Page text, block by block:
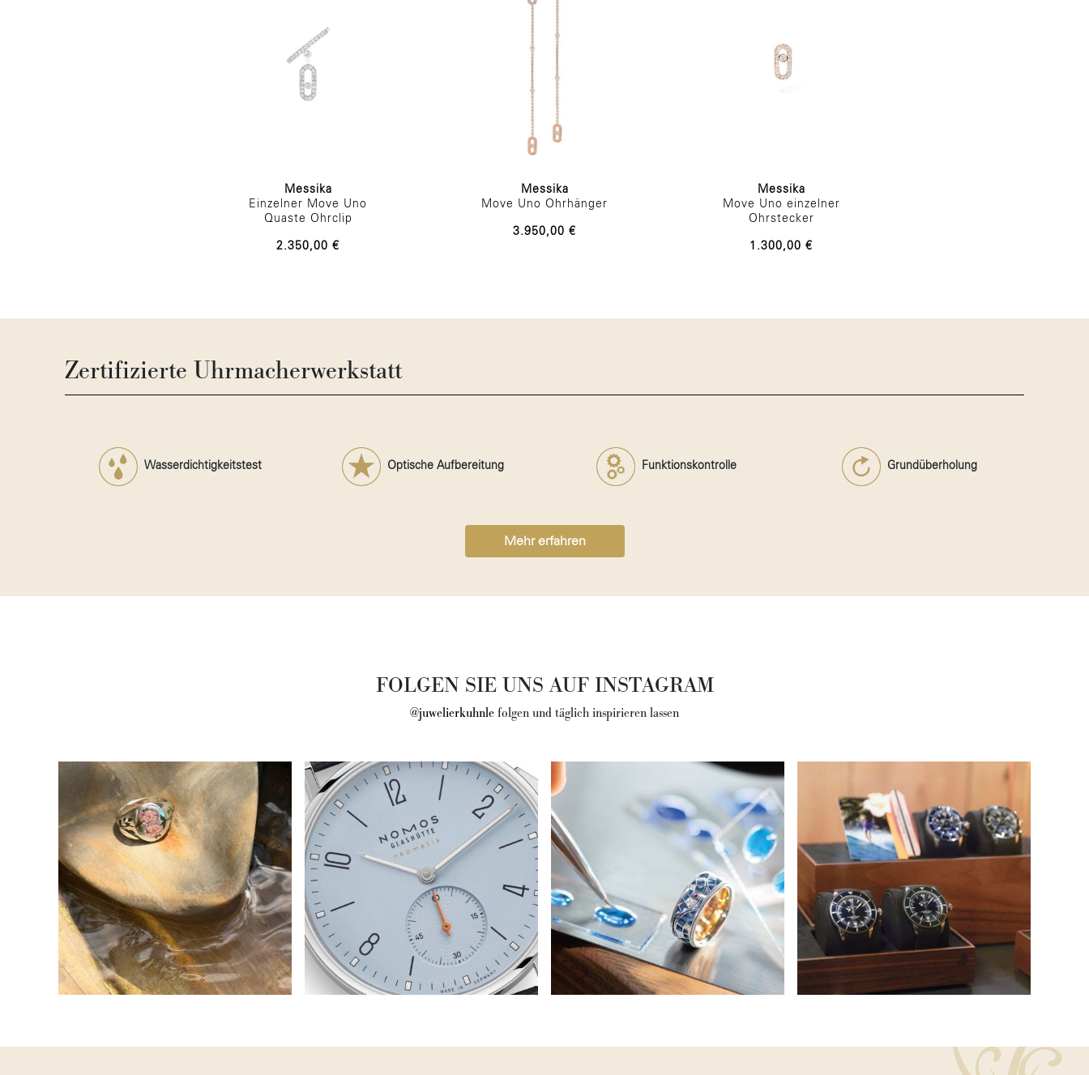
Messika
Einzelner Move Uno
Quaste Ohrclip
2.350,00 €
Messika
Move Uno Ohrhänger
3.950,00 €
Messika
Move Uno einzelner
Ohrstecker
1.300,00 €
Zertifizierte Uhrmacherwerkstatt
Wasserdichtigkeitstest Optische Aufbereitung Funktionskontrolle Grundüberholung
Mehr erfahren
FOLGEN SIE UNS AUF INSTAGRAM
@juwelierkuhnle folgen und täglich inspirieren lassen